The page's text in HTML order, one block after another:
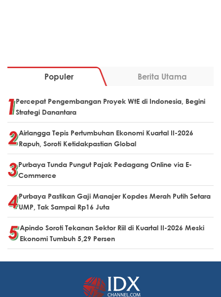
Populer Berita Utama
Percepat Pengembangan Proyek WtE di Indonesia, Begini
Strategi Danantara
Airlangga Tepis Pertumbuhan Ekonomi Kuartal II-2026
Rapuh, Soroti Ketidakpastian Global
Purbaya Tunda Pungut Pajak Pedagang Online via E-
Commerce
Purbaya Pastikan Gaji Manajer Kopdes Merah Putih Setara
UMP, Tak Sampai Rp16 Juta
Apindo Soroti Tekanan Sektor Riil di Kuartal II-2026 Meski
Ekonomi Tumbuh 5,29 Persen